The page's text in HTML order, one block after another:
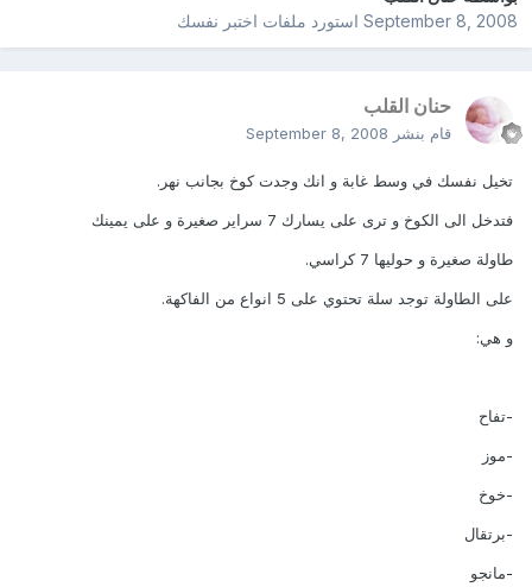
September 8, 2008استورد ملفات اختبر نفسك
حنان القلب
قام بنشر September 8, 2008
تخيل نفسك في وسط غابة و انك وجدت كوخ بجانب نهر.
فتدخل الى الكوخ و ترى على يسارك 7 سراير صغيرة و على يمينك
طاولة صغيرة و حوليها 7 كراسي.
على الطاولة توجد سلة تحتوي على 5 انواع من الفاكهة.
و هي:
-تفاح
-موز
-خوخ
-برتقال
-مانجو